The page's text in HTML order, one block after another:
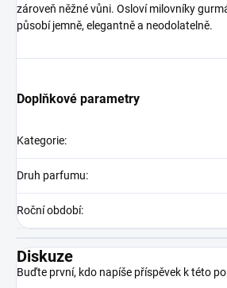
zároveň něžné vůni. Osloví milovníky
působí jemně, elegantně a neodolatelně.
Doplňkové parametry
Kategorie:
Druh parfumu:
Roční období:
Diskuze
Buďte první, kdo napíše příspěvek k této